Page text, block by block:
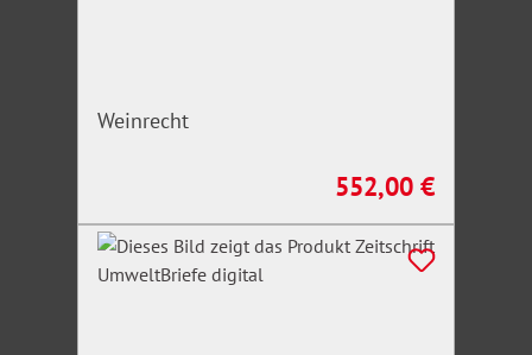
Weinrecht
Regulärer Preis:
552,00 €